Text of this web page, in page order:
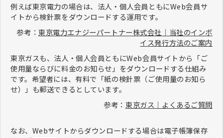
例えば東京電力の場合は、法人・個人会員ともにWeb会員サ
イトから検針票をダウンロードする運用です。
参考：東京電力エナジーパートナー株式会社｜当社のインボ
イス発行方法のご案内
東京ガスも、法人・個人会員ともにWeb会員サイトから「ご
使用量ならびに料金のお知らせ」をダウンロードする仕組み
です。希望者には、有料で「紙の検針票（ご使用量のお知ら
せ）」も郵送できるとしています。
参考：東京ガス｜よくあるご質問
なお、Webサイトからダウンロードする場合は電子帳簿保存